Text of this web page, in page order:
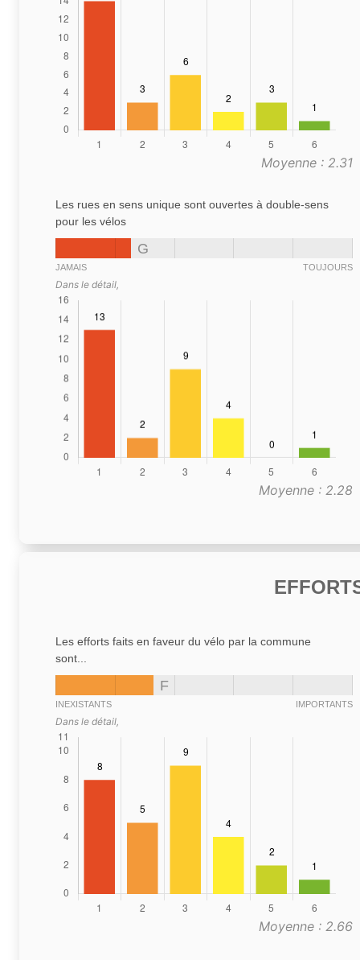
Moyenne : 2.31
Les rues en sens unique sont ouvertes à double-sens
pour les vélos
G
JAMAIS TOUJOURS
Dans le détail,
Moyenne : 2.28
Les efforts faits en faveur du vélo par la commune
sont...
F
INEXISTANTS IMPORTANTS
Dans le détail,
Moyenne : 2.66